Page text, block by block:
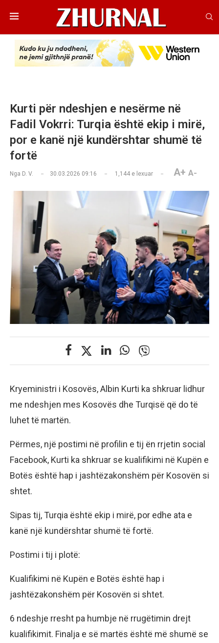
Kurti për ndeshjen e nesërme në
Fadil Vokrri: Turqia është ekip i mirë,
por e kanë një kundërshtar shumë të
fortë
Nga D. V. 30.03.2026 09:16 1,144 e lexuar A+ A-
Kryeministri i Kosovës, Albin Kurti ka shkruar lidhur
me ndeshjen mes Kosovës dhe Turqisë që do të
luhet të martën.
Përmes, një postimi në profilin e tij ën rrjetin social
Facebook, Kurti ka shkruar se kualifikimi në Kupën e
Botës është hap i jashtëzakonshëm për Kosovën si
shtet.
Sipas tij, Turqia është ekip i mirë, por edhe ata e
kanë një kundërshtar shumë të fortë.
Postimi i tij i plotë:
Kualifikimi në Kupën e Botës është hap i
jashtëzakonshëm për Kosovën si shtet.
6 ndeshje rresht pa humbje në rrugëtimin drejt
kualifikimit. Finalja e së martës është më shumë se